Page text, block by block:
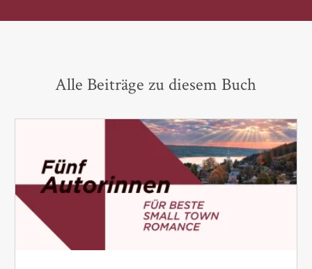
Alle Beiträge zu diesem Buch